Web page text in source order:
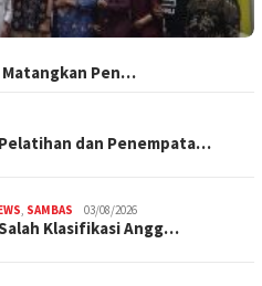
Matangkan Pen…
dan Penempata…
, SAMBAS 03/08/2026
Klasifikasi Angg…